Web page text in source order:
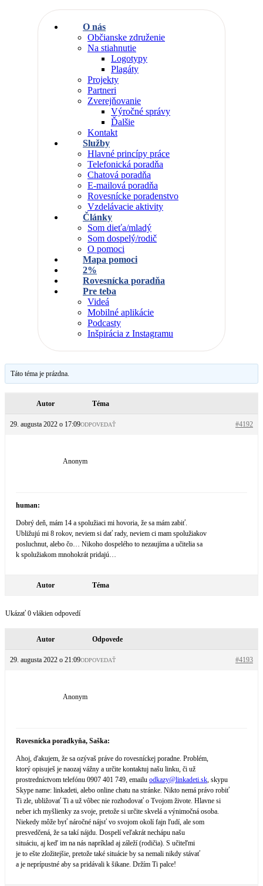
O nás
Občianske združenie
Na stiahnutie
Logotypy
Plagáty
Projekty
Partneri
Zverejňovanie
Výročné správy
Ďalšie
Kontakt
Služby
Hlavné princípy práce
Telefonická poradňa
Chatová poradňa
E-mailová poradňa
Rovesnícke poradenstvo
Vzdelávacie aktivity
Články
Som dieťa/mladý
Som dospelý/rodič
O pomoci
Mapa pomoci
2%
Rovesnícka poradňa
Pre teba
Videá
Mobilné aplikácie
Podcasty
Inšpirácia z Instagramu
Táto téma je prázdna.
Autor Téma
29. augusta 2022 o 17:09 #4192
ODPOVEDAŤ
Anonym
human:
Dobrý deň, mám 14 a spolužiaci mi hovoria, že sa mám zabiť.
Ubližujú mi 8 rokov, neviem si dať rady, neviem ci mam spolužiakov
posluchnut, alebo čo… Nikoho dospelého to nezaujíma a učitelia sa
k spolužiakom mnohokrát pridajú…
Autor Téma
Ukázať 0 vlákien odpovedí
Autor Odpovede
29. augusta 2022 o 21:09 #4193
ODPOVEDAŤ
Anonym
Rovesnícka poradkyňa, Saška:
Ahoj, ďakujem, že sa ozývaš práve do rovesníckej poradne. Problém,
ktorý opisuješ je naozaj vážny a určite kontaktuj našu linku, či už
prostredníctvom telefónu 0907 401 749, emailu odkazy@linkadeti.sk, skypu
Skype name: linkadeti, alebo online chatu na stránke. Nikto nemá právo robiť
Ti zle, ubližovať Ti a už vôbec nie rozhodovať o Tvojom živote. Hlavne si
neber ich myšlienky za svoje, pretože si určite skvelá a výnimočná osoba.
Niekedy môže byť náročné nájsť vo svojom okolí fajn ľudí, ale som
presvedčená, že sa takí nájdu. Dospelí veľakrát nechápu našu
situáciu, aj keď im na nás napríklad aj záleží (rodičia). S učiteľmi
je to ešte zložitejšie, pretože také situácie by sa nemali nikdy stávať
a je neprípustné aby sa pridávali k šikane. Držím Ti palce!